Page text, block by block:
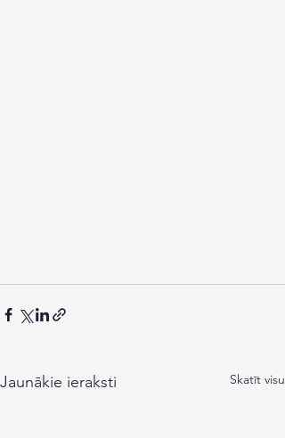
Jaunākie ieraksti Skatīt visu